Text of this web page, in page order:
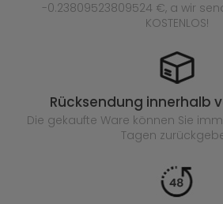
-0.23809523809524 €, a wir
KOSTENLOS!
Rücksendung innerhalb
Die gekaufte Ware können Sie
Tagen